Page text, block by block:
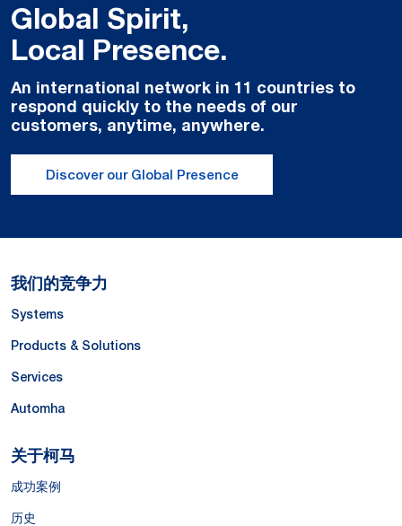
Global Spirit,
Local Presence.
An international network in 11 countries to
respond quickly to the needs of our
customers, anytime, anywhere.
Discover our Global Presence
我们的竞争力
Systems
Products & Solutions
Services
Automha
关于柯马
成功案例
历史